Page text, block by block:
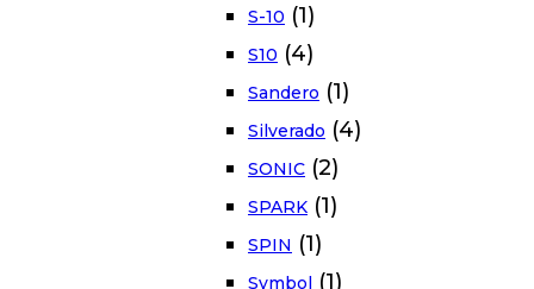
S-10 (1)
S10 (4)
Sandero (1)
Silverado (4)
SONIC (2)
SPARK (1)
SPIN (1)
Symbol (1)